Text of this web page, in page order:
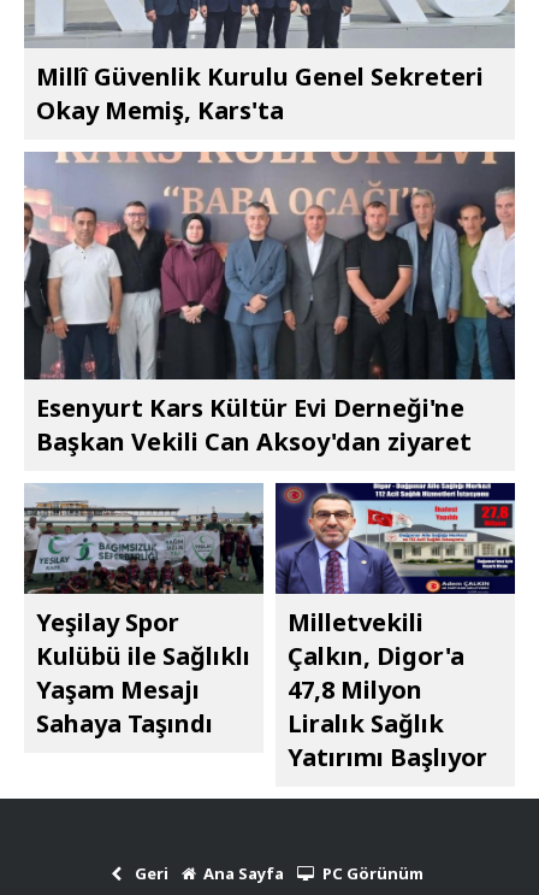
Millî Güvenlik Kurulu Genel Sekreteri
Okay Memiş, Kars'ta
Esenyurt Kars Kültür Evi Derneği'ne
Başkan Vekili Can Aksoy'dan ziyaret
Yeşilay Spor
Kulübü ile Sağlıklı
Yaşam Mesajı
Sahaya Taşındı
Milletvekili
Çalkın, Digor'a
47,8 Milyon
Liralık Sağlık
Yatırımı Başlıyor
Geri Ana Sayfa PC Görünüm